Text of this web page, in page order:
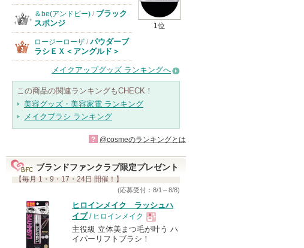
1位
＆be(アンドビー) / ブラック
スポンジ
ロージーローザ / パウダーブ
ラシＥＸ＜アングルド＞
メイクアップグッズ ランキングへ
この商品の関連ランキングもCHECK！
美容グッズ・美容家電 ランキング
メイクブラシ ランキング
? @cosmeのランキングとは
ブランドファンクラブ限定プレゼント
【毎月 1・9・17・24日 開催！】
(応募受付：8/1～8/8)
ヒロインメイク ラッシュハ
イプ/ ヒロインメイク
現
主役級 立体美まつ毛が叶う ハ
イパーリフトブラシ！